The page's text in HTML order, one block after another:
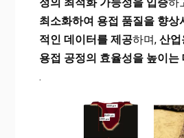
최소화하여 용접 품질을 향상
적인 데이터를 제공하며, 산업
용접 공정의 효율성을 높이는
.